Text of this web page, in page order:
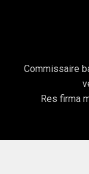
Commissaire
Res firma